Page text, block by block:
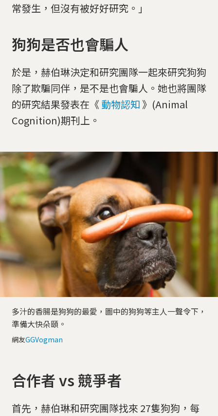
常發生，但沒有被好好研究。」
狗狗是否也會騙人
於是，赫伯琳決定和研究團隊一起來研究狗狗
除了欺騙同伴，是不是也會騙人。她也將團隊
的研究結果發表在《 動物認知 》(Animal
Cognition)期刊上。
多汁的香腸是狗狗的最愛，圖中的狗狗等主人一聲令下，
準備大快朵頤。
網友GGVogman
合作者 vs 競爭者
首先，赫伯琳和研究團隊找來 27隻狗狗，每